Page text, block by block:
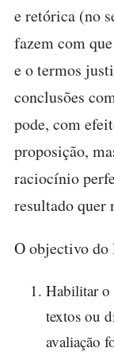
e retórica (no
fazem com
e o termos
conclusões
pode, com
proposição,
raciocínio
resultado quer
O objectivo
Habilitar o
textos ou
avaliação